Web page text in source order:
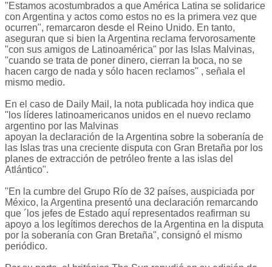
"Estamos acostumbrados a que América Latina se solidarice
con Argentina y actos como estos no es la primera vez que
ocurren", remarcaron desde el Reino Unido. En tanto,
aseguran que si bien la Argentina reclama fervorosamente
"con sus amigos de Latinoamérica" por las Islas Malvinas,
"cuando se trata de poner dinero, cierran la boca, no se
hacen cargo de nada y sólo hacen reclamos" , señala el
mismo medio.
En el caso de Daily Mail, la nota publicada hoy indica que
"los líderes latinoamericanos unidos en el nuevo reclamo
argentino por las Malvinas
apoyan la declaración de la Argentina sobre la soberanía de
las Islas tras una creciente disputa con Gran Bretaña por los
planes de extracción de petróleo frente a las islas del
Atlántico".
"En la cumbre del Grupo Río de 32 países, auspiciada por
México, la Argentina presentó una declaración remarcando
que ´los jefes de Estado aquí representados reafirman su
apoyo a los legítimos derechos de la Argentina en la disputa
por la soberanía con Gran Bretaña", consignó el mismo
periódico.